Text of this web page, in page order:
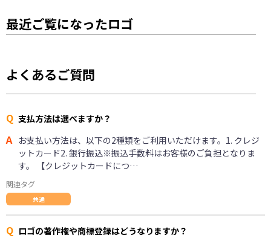
最近ご覧になったロゴ
よくあるご質問
Q 支払方法は選べますか？
A お支払い方法は、以下の2種類をご利用いただけます。1. クレジ
ットカード2. 銀行振込※振込手数料はお客様のご負担となりま
す。 【クレジットカードにつ…
関連タグ
共通
Q ロゴの著作権や商標登録はどうなりますか？